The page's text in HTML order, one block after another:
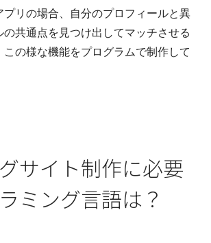
リの場合、自分のプロフィールと異
共通点を見つけ出してマッチさせる
の様な機能をプログラムで制作して
サイト制作に必要
ミング言語は？